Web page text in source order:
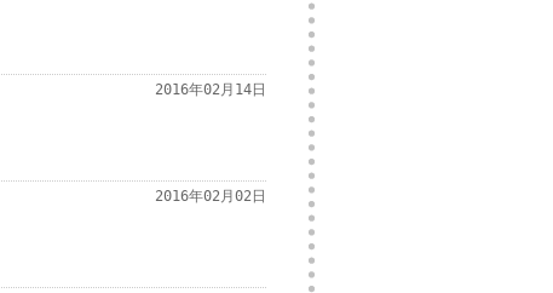
2016年02月14日
2016年02月02日